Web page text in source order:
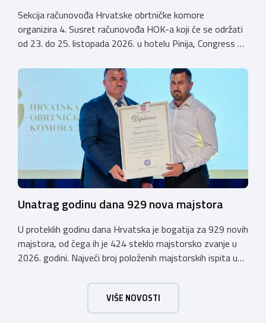
Sekcija računovođa Hrvatske obrtničke komore
organizira 4. Susret računovođa HOK-a koji će se održati
od 23. do 25. listopada 2026. u hotelu Pinija, Congress &
otvoren u petak, 23. listopada 2026. u
poslijepodnevnim, uz uvodno predavanje i pozdrav
domaćina. Tijekom subote, 24. listopada, održavat će se
predavanja, interaktivne radionice te okrugli stolovi na
aktualne teme. […]
Unatrag godinu dana 929 nova majstora
U proteklih godinu dana Hrvatska je bogatija za 929 novih
majstora, od čega ih je 424 steklo majstorsko zvanje u
2026. godini. Najveći broj položenih majstorskih ispita u
majstor elektroinstalater, majstor frizer, majstor
vodoinstalatera, instalatera grijanja i klimatizacije te
majstora automehaničara. Najveći broj navedenih
VIŠE NOVOSTI